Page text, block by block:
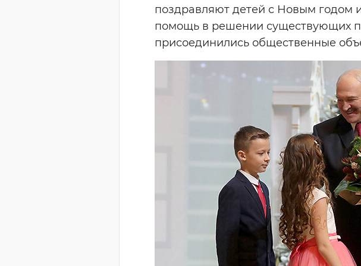
поздравляют детей с Новым годом
помощь в решении существующих
присоединились общественные